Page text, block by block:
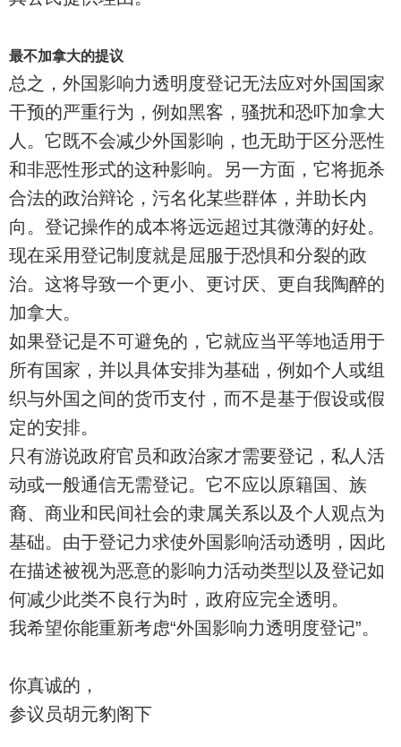
最不加拿大的提议
总之，外国影响力透明度登记无法应对外国国家
干预的严重行为，例如黑客，骚扰和恐吓加拿大
人。它既不会减少外国影响，也无助于区分恶性
和非恶性形式的这种影响。另一方面，它将扼杀
合法的政治辩论，污名化某些群体，并助长内
向。登记操作的成本将远远超过其微薄的好处。
现在采用登记制度就是屈服于恐惧和分裂的政
治。这将导致一个更小、更讨厌、更自我陶醉的
加拿大。
如果登记是不可避免的，它就应当平等地适用于
所有国家，并以具体安排为基础，例如个人或组
织与外国之间的货币支付，而不是基于假设或假
定的安排。
只有游说政府官员和政治家才需要登记，私人活
动或一般通信无需登记。它不应以原籍国、族
裔、商业和民间社会的隶属关系以及个人观点为
基础。由于登记力求使外国影响活动透明，因此
在描述被视为恶意的影响力活动类型以及登记如
何减少此类不良行为时，政府应完全透明。
我希望你能重新考虑“外国影响力透明度登记”。
你真诚的，
参议员胡元豹阁下